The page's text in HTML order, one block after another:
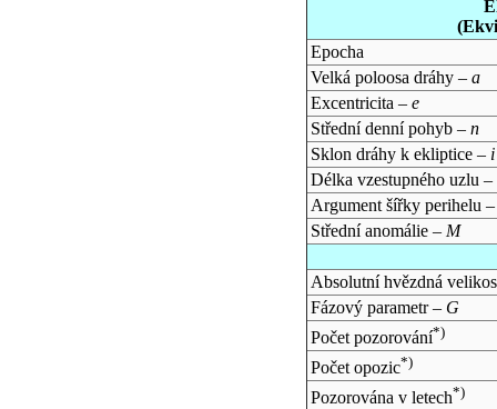
Epocha
Velká poloosa dráhy – a
Excentricita – e
Střední denní pohyb – n
Sklon dráhy k ekliptice – i
Délka vzestupného uzlu –
Argument šířky perihelu
Střední anomálie – M
Absolutní hvězdná
Fázový parametr – G
Počet pozorování*)
Počet opozic*)
Pozorována v letech*)